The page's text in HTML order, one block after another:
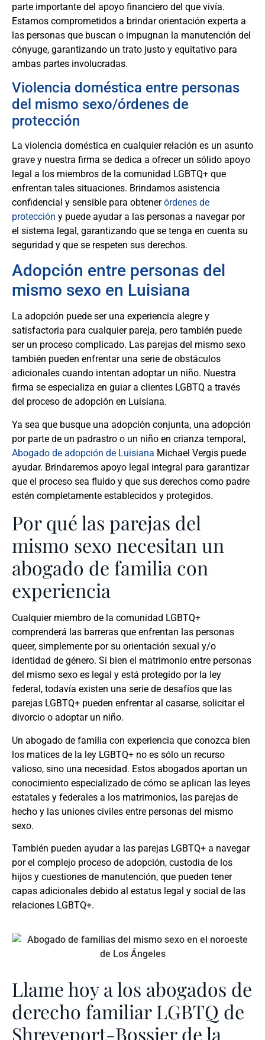
parte importante del apoyo financiero del que vivía.
Estamos comprometidos a brindar orientación experta a
las personas que buscan o impugnan la manutención del
cónyuge, garantizando un trato justo y equitativo para
ambas partes involucradas.
Violencia doméstica entre personas
del mismo sexo/órdenes de
protección
La violencia doméstica en cualquier relación es un asunto
grave y nuestra firma se dedica a ofrecer un sólido apoyo
legal a los miembros de la comunidad LGBTQ+ que
enfrentan tales situaciones. Brindamos asistencia
confidencial y sensible para obtenerórdenes de
protección y puede ayudar a las personas a navegar por
el sistema legal, garantizando que se tenga en cuenta su
seguridad y que se respeten sus derechos.
Adopción entre personas del
mismo sexo en Luisiana
La adopción puede ser una experiencia alegre y
satisfactoria para cualquier pareja, pero también puede
ser un proceso complicado. Las parejas del mismo sexo
también pueden enfrentar una serie de obstáculos
adicionales cuando intentan adoptar un niño. Nuestra
firma se especializa en guiar a clientes LGBTQ a través
del proceso de adopción en Luisiana.
Ya sea que busque una adopción conjunta, una adopción
por parte de un padrastro o un niño en crianza temporal,
Abogado de adopción de Luisiana Michael Vergis puede
ayudar. Brindaremos apoyo legal integral para garantizar
que el proceso sea fluido y que sus derechos como padre
estén completamente establecidos y protegidos.
Por qué las parejas del
mismo sexo necesitan un
abogado de familia con
experiencia
Cualquier miembro de la comunidad LGBTQ+
comprenderá las barreras que enfrentan las personas
queer, simplemente por su orientación sexual y/o
identidad de género. Si bien el matrimonio entre personas
del mismo sexo es legal y está protegido por la ley
federal, todavía existen una serie de desafíos que las
parejas LGBTQ+ pueden enfrentar al casarse, solicitar el
divorcio o adoptar un niño.
Un abogado de familia con experiencia que conozca bien
los matices de la ley LGBTQ+ no es sólo un recurso
valioso, sino una necesidad. Estos abogados aportan un
conocimiento especializado de cómo se aplican las leyes
estatales y federales a los matrimonios, las parejas de
hecho y las uniones civiles entre personas del mismo
sexo.
También pueden ayudar a las parejas LGBTQ+ a navegar
por el complejo proceso de adopción, custodia de los
hijos y cuestiones de manutención, que pueden tener
capas adicionales debido al estatus legal y social de las
relaciones LGBTQ+.
Llame hoy a los abogados de
derecho familiar LGBTQ de
Shreveport-Bossier de la